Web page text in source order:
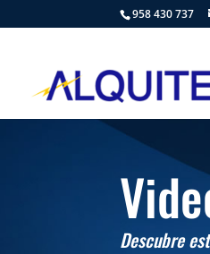
958 430 737
Descubre